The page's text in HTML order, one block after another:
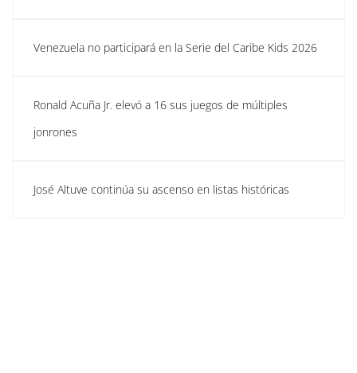
Venezuela no participará en la Serie del Caribe Kids 2026
Ronald Acuña Jr. elevó a 16 sus juegos de múltiples
jonrones
José Altuve continúa su ascenso en listas históricas